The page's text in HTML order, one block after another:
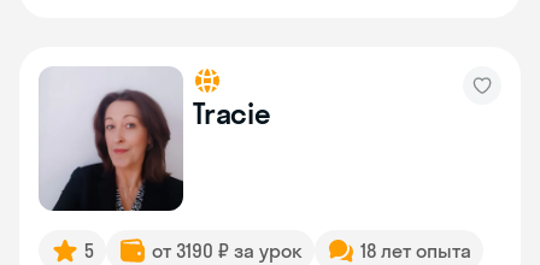
Tracie
5 от 3190 ₽ за урок
18 лет опыта